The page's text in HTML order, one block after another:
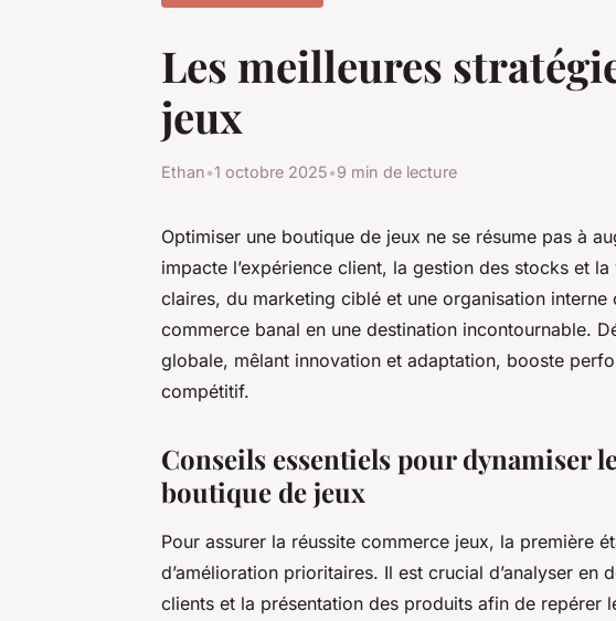
Les meilleures
jeux
Ethan•1 octobre 2025•9 min de lecture
Optimiser une boutique de jeux ne se résume pas à
impacte l’expérience client, la gestion des stocks et
claires, du marketing ciblé et une organisation
commerce banal en une destination incontournable.
globale, mêlant innovation et adaptation, booste
compétitif.
Conseils essentiels pour dynamiser
boutique de jeux
Pour assurer la réussite commerce jeux, la première
d’amélioration prioritaires. Il est crucial d’analyser en
clients et la présentation des produits afin de repérer